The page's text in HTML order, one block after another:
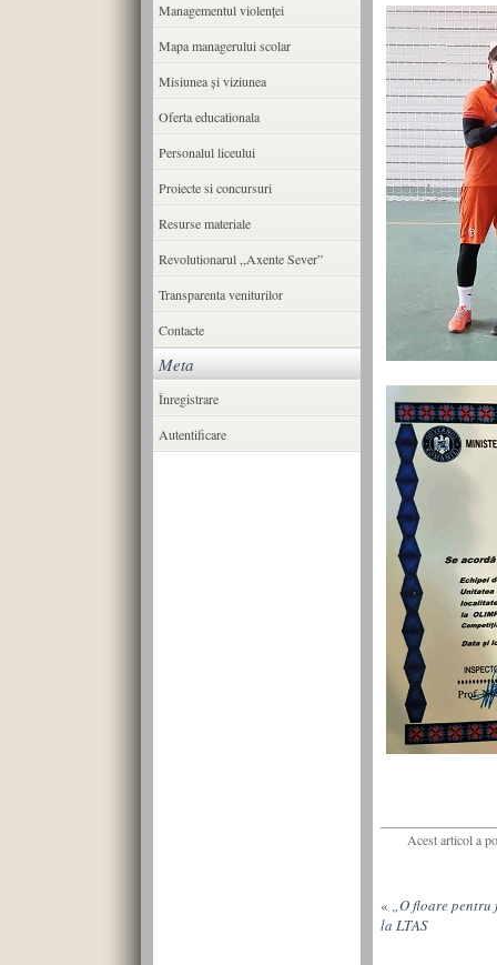
Acest articol a
« „O floare pentru
la LTAS
Managementul violenței
Mapa managerului scolar
Misiunea şi viziunea
Oferta educationala
Personalul liceului
Proiecte si concursuri
Resurse materiale
Revolutionarul ,,Axente Sever”
Transparenta veniturilor
Contacte
Meta
Înregistrare
Autentificare